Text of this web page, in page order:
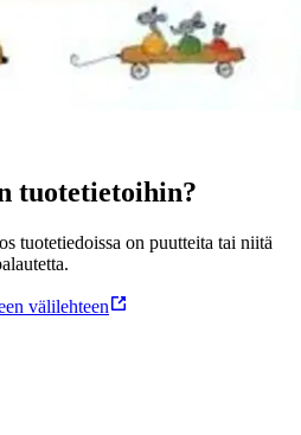
tuotetietoihin?
tuotetiedoissa on puutteita tai niitä
välilehteen